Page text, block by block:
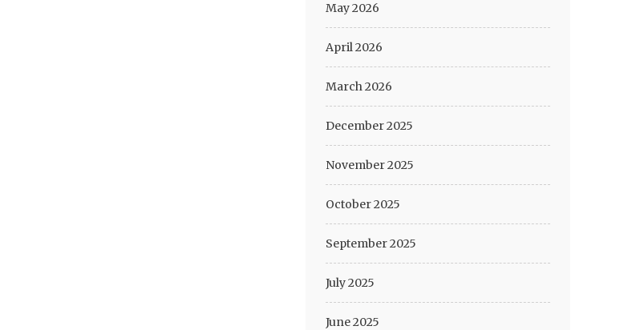
May 2026
April 2026
March 2026
December 2025
November 2025
October 2025
September 2025
July 2025
June 2025